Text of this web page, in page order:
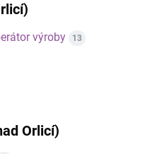
výroby 13
Orlicí)